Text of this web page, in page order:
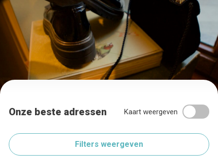
Onze beste adressen Kaart weergeven
Filters weergeven